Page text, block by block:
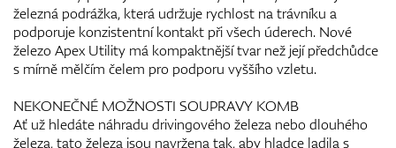
železná podrážka, která udržuje rychlost na trávníku a
podporuje konzistentní kontakt při všech úderech. Nové
železo Apex Utility má kompaktnější tvar než její předchůdce
s mírně mělčím čelem pro podporu vyššího vzletu.
NEKONEČNÉ MOŽNOSTI SOUPRAVY KOMB
Ať už hledáte náhradu drivingového železa nebo dlouhého
železa, tato železa jsou navržena tak, aby hladce ladila s